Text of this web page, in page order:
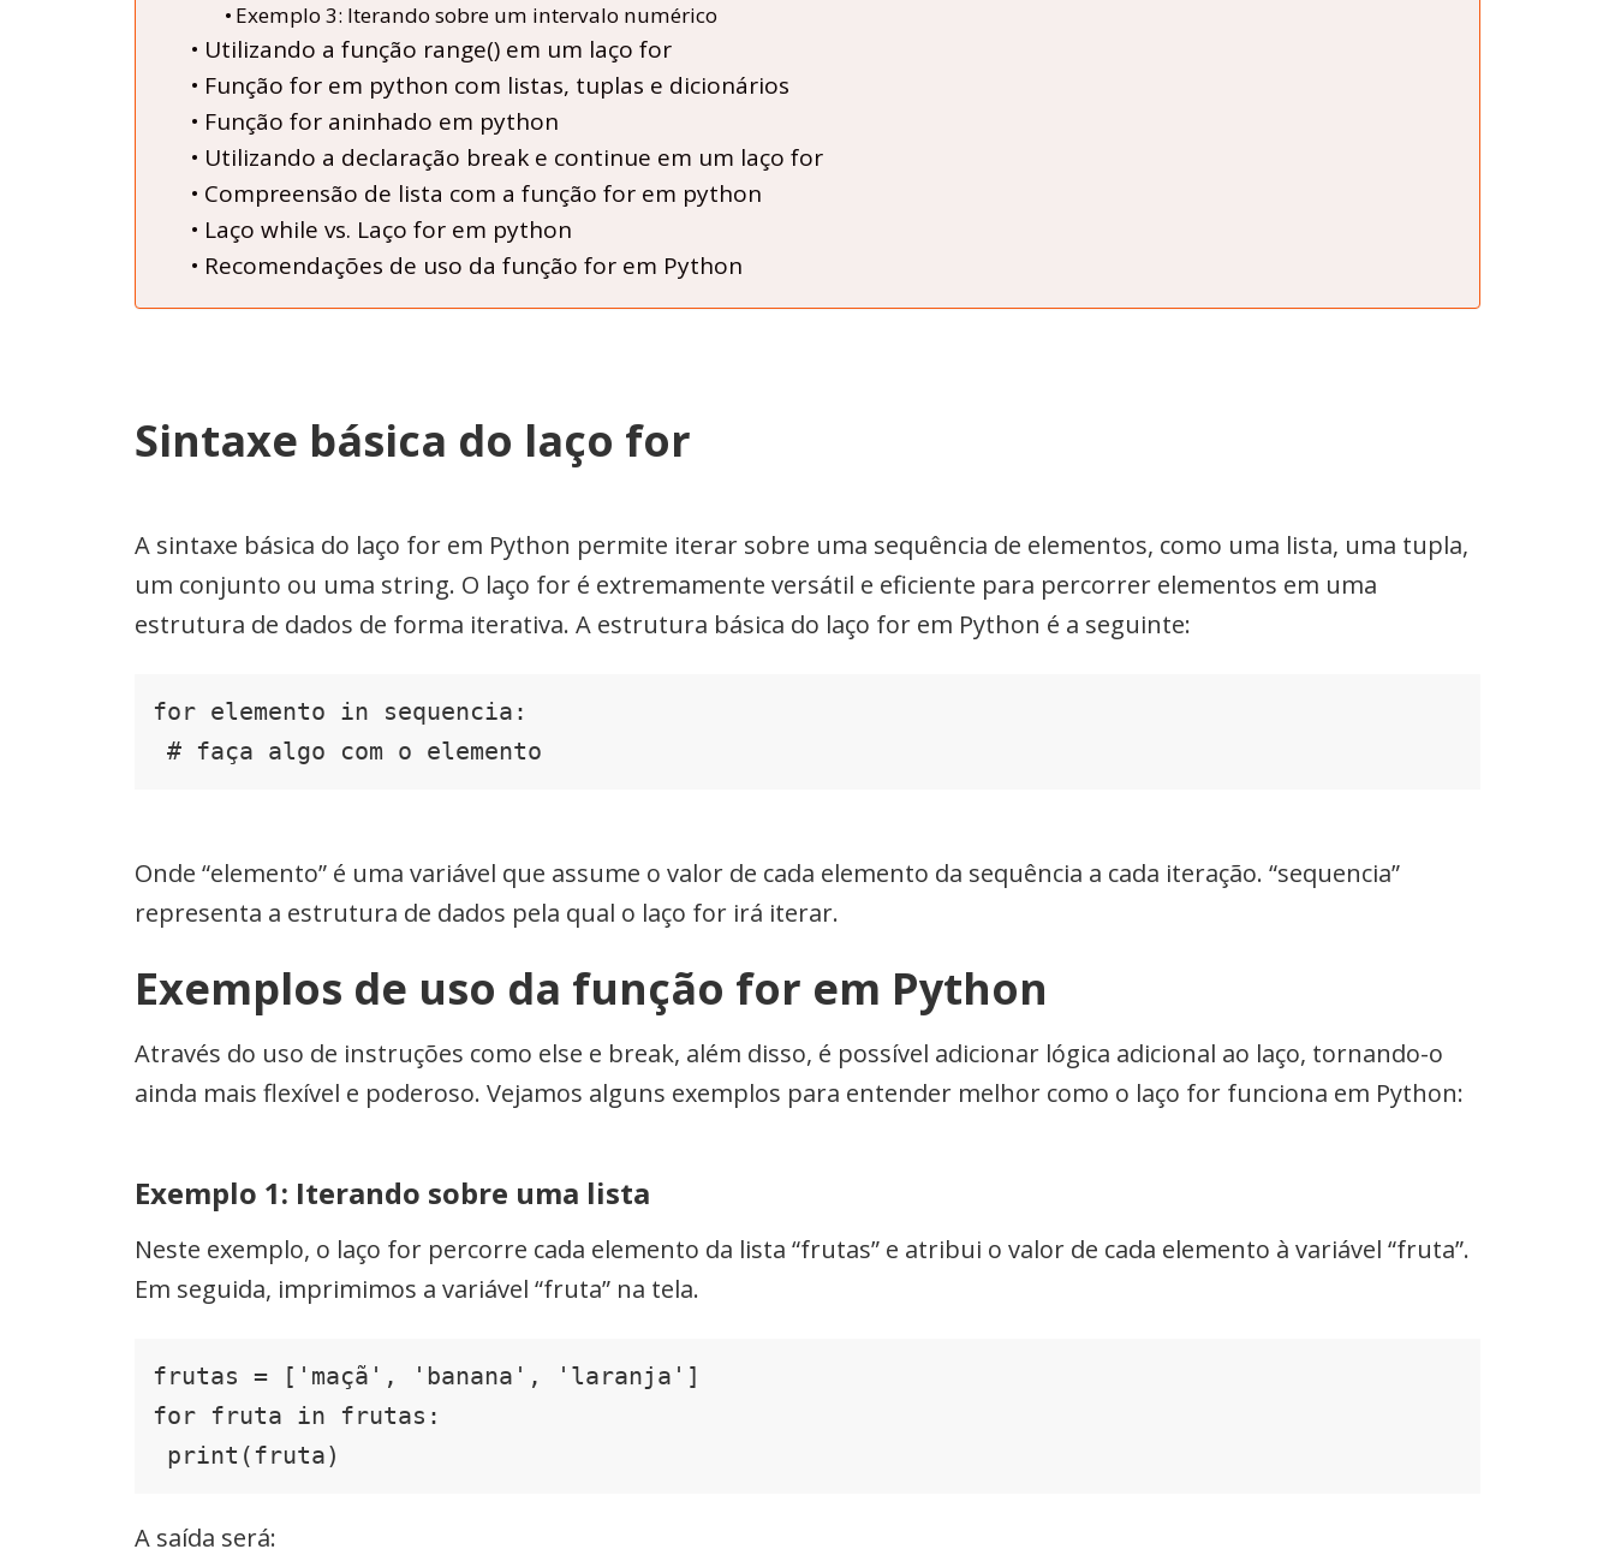
Exemplo 3: Iterando sobre um intervalo numérico
Utilizando a função range() em um laço for
Função for em python com listas, tuplas e dicionários
Função for aninhado em python
Utilizando a declaração break e continue em um laço for
Compreensão de lista com a função for em python
Laço while vs. Laço for em python
Recomendações de uso da função for em Python
Sintaxe básica do laço for
A sintaxe básica do laço for em Python permite iterar sobre uma sequência de elementos, como uma lista, uma tupla,
um conjunto ou uma string. O laço for é extremamente versátil e eficiente para percorrer elementos em uma
estrutura de dados de forma iterativa. A estrutura básica do laço for em Python é a seguinte:
for elemento in sequencia:
# faça algo com o elemento
Onde “elemento” é uma variável que assume o valor de cada elemento da sequência a cada iteração. “sequencia”
representa a estrutura de dados pela qual o laço for irá iterar.
Exemplos de uso da função for em Python
Através do uso de instruções como else e break, além disso, é possível adicionar lógica adicional ao laço, tornando-o
ainda mais flexível e poderoso. Vejamos alguns exemplos para entender melhor como o laço for funciona em Python:
Exemplo 1: Iterando sobre uma lista
Neste exemplo, o laço for percorre cada elemento da lista “frutas” e atribui o valor de cada elemento à variável “fruta”.
Em seguida, imprimimos a variável “fruta” na tela.
frutas = ['maçã', 'banana', 'laranja']
for fruta in frutas:
print(fruta)
A saída será: